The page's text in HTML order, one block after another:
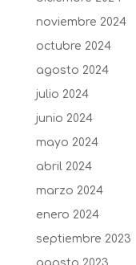
noviembre 2024
octubre 2024
agosto 2024
julio 2024
junio 2024
mayo 2024
abril 2024
marzo 2024
enero 2024
septiembre 2023